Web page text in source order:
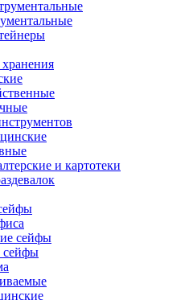
и картотеки
сейфы
сейфы